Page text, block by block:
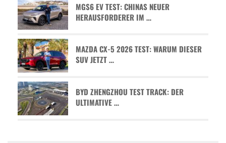
MGS6 EV TEST: CHINAS NEUER
HERAUSFORDERER IM …
MAZDA CX-5 2026 TEST: WARUM DIESER
SUV JETZT …
BYD ZHENGZHOU TEST TRACK: DER
ULTIMATIVE …